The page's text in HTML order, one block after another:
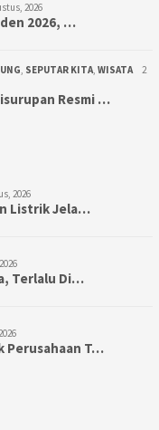
2026
2026, …
, SEPUTAR KITA, WISATA
2
Resmi …
2026
Listrik Jela…
Terlalu Di…
Perusahaan T…